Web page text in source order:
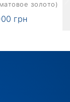
золото)
грн